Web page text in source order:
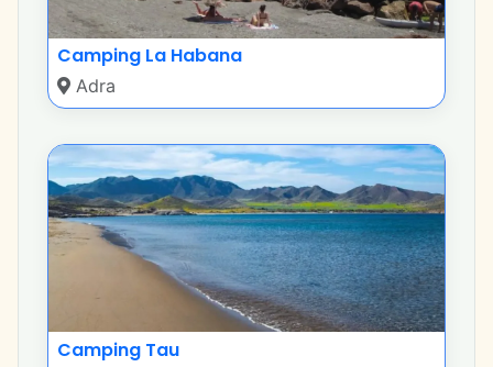
Camping La Habana
Adra
Camping Tau